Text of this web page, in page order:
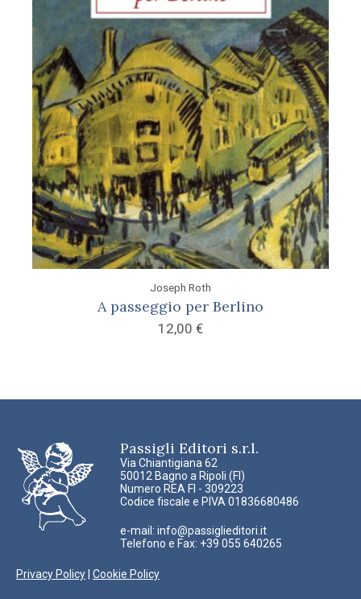
Joseph Roth
A passeggio per Berlino
12,00 €
Passigli Editori s.r.l.
Via Chiantigiana 62
50012 Bagno a Ripoli (FI)
Numero REA FI - 309223
Codice fiscale e PIVA 01836680486
e-mail: info@passiglieditori.it
Telefono e Fax: +39 055 640265
Privacy Policy Cookie Policy